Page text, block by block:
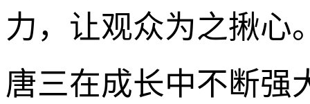
力，让观众为之揪心
唐三在成长中不断强